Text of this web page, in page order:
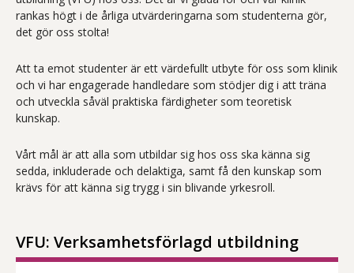
rankas högt i de årliga utvärderingarna som studenterna gör,
det gör oss stolta!
Att ta emot studenter är ett värdefullt utbyte för oss som klinik
och vi har engagerade handledare som stödjer dig i att träna
och utveckla såväl praktiska färdigheter som teoretisk
kunskap.
Vårt mål är att alla som utbildar sig hos oss ska känna sig
sedda, inkluderade och delaktiga, samt få den kunskap som
krävs för att känna sig trygg i sin blivande yrkesroll.
VFU: Verksamhetsförlagd utbildning